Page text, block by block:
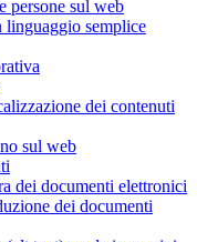
persone sul web
linguaggio semplice
dei contenuti
sul web
dei documenti elettronici
dei documenti